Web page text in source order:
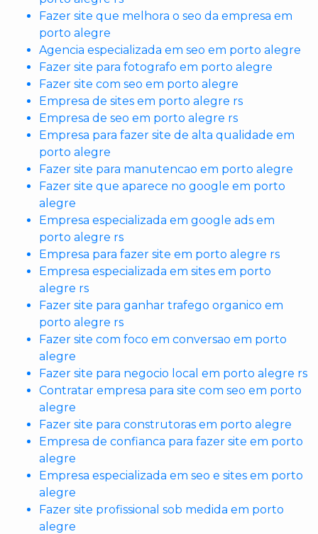
Fazer site que melhora o seo da empresa em
porto alegre
Agencia especializada em seo em porto alegre
Fazer site para fotografo em porto alegre
Fazer site com seo em porto alegre
Empresa de sites em porto alegre rs
Empresa de seo em porto alegre rs
Empresa para fazer site de alta qualidade em
porto alegre
Fazer site para manutencao em porto alegre
Fazer site que aparece no google em porto
alegre
Empresa especializada em google ads em
porto alegre rs
Empresa para fazer site em porto alegre rs
Empresa especializada em sites em porto
alegre rs
Fazer site para ganhar trafego organico em
porto alegre rs
Fazer site com foco em conversao em porto
alegre
Fazer site para negocio local em porto alegre rs
Contratar empresa para site com seo em porto
alegre
Fazer site para construtoras em porto alegre
Empresa de confianca para fazer site em porto
alegre
Empresa especializada em seo e sites em porto
alegre
Fazer site profissional sob medida em porto
alegre